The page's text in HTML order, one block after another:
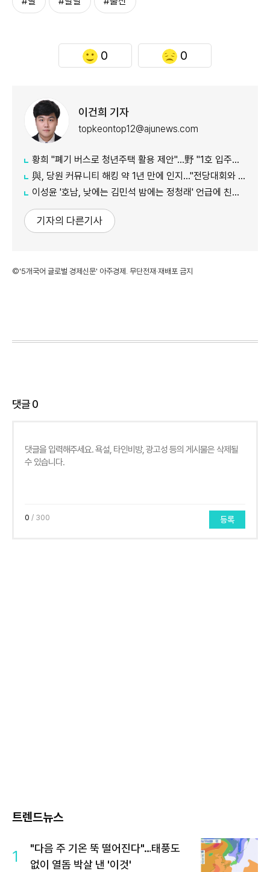
0 0
이건희 기자
topkeontop12@ajunews.com
황희 "폐기 버스로 청년주택 활용 제안"…野 "1호 입주하라"
與, 당원 커뮤니티 해킹 약 1년 만에 인지…"전당대회와 무관"
이성윤 '호남, 낮에는 김민석 밤에는 정청래' 언급에 친명계 반발…"한심한 수준"
기자의 다른기사
©'5개국어 글로벌 경제신문' 아주경제. 무단전재·재배포 금지
댓글0
0 / 300 등록
트렌드뉴스
1
"다음 주 기온 뚝 떨어진다"…태풍도
없이 열돔 박살 낸 '이것'